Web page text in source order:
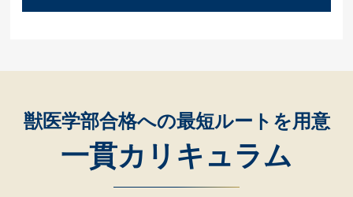
獣医学部合格への最短ルートを用意
一貫カリキュラム